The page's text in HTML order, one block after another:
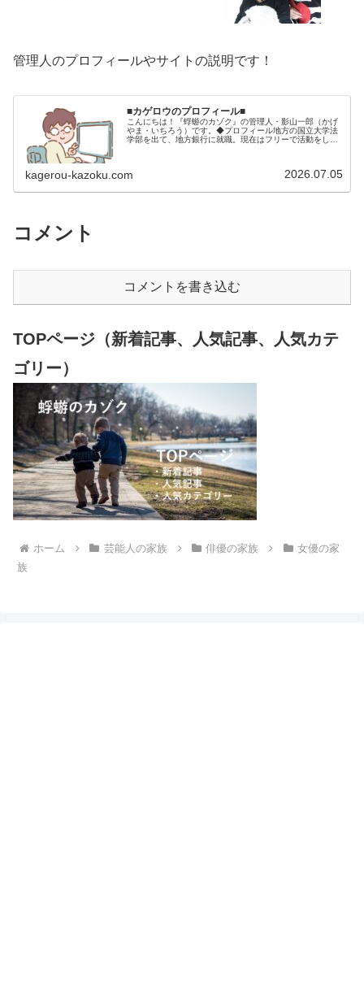
管理人のプロフィールやサイトの説明です！
■カゲロウのプロフィール■
こんにちは！『蜉蝣のカゾク』の管理人・影山一郎（かげ
やま・いちろう）です。◆プロフィール地方の国立大学法
学部を出て、地方銀行に就職。現在はフリーで活動をして
kagerou-kazoku.com 2026.07.05
コメント
コメントを書き込む
TOPページ（新着記事、人気記事、人気カテ
ゴリー）
ホーム 芸能人の家族 俳優の家族
女優の家
族